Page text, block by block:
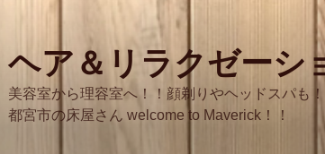
ヘア＆リラクゼーシ
美容室から理容室へ！！顔剃りやヘッドスパも
都宮市の床屋さん welcome to Maverick！！